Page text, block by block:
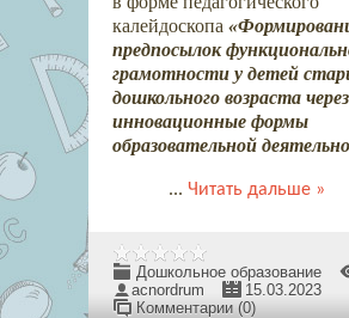
калейдоскопа
предпосылок
грамотности у детей
дошкольного возраста через
инновационные формы
образовательной
... Читать дальше »
Дошкольное образование
acnordrum
15.03.2023
Комментарии (0)